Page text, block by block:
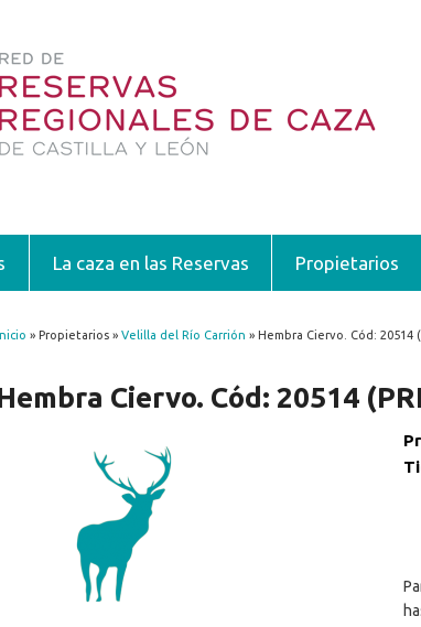
La caza en las Reservas Propietarios
encuentra usted aquí
» Propietarios » Velilla del Río Carrión » Hembra Ciervo. Cód: 20514
Ciervo. Cód: 20514